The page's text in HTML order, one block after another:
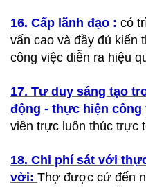
16. Cấp lãnh đạo : có
vấn cao và đầy đủ kiến
công việc diễn ra hiệu
17. Tư duy sáng tạo
động - thực hiện công
viên trực luôn thúc trực
18. Chi phí sát với
vời: Thợ được cử đến